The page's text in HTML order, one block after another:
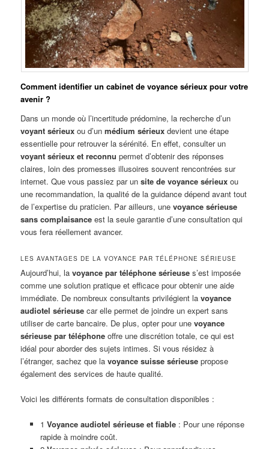
Comment identifier un cabinet de voyance sérieux pour votre
avenir ?
Dans un monde où l’incertitude prédomine, la recherche d’un
voyant sérieux ou d’unmédium sérieux devient une étape
essentielle pour retrouver la sérénité. En effet, consulter un
voyant sérieux et reconnu permet d’obtenir des réponses
claires, loin des promesses illusoires souvent rencontrées sur
internet. Que vous passiez par unsite de voyance sérieux ou
une recommandation, la qualité de la guidance dépend avant tout
de l’expertise du praticien. Par ailleurs, unevoyance sérieuse
sans complaisance est la seule garantie d’une consultation qui
vous fera réellement avancer.
LES AVANTAGES DE LA VOYANCE PAR TÉLÉPHONE SÉRIEUSE
Aujourd’hui, lavoyance par téléphone sérieuse s’est imposée
comme une solution pratique et efficace pour obtenir une aide
immédiate. De nombreux consultants privilégient lavoyance
audiotel sérieuse car elle permet de joindre un expert sans
utiliser de carte bancaire. De plus, opter pour unevoyance
sérieuse par téléphone offre une discrétion totale, ce qui est
idéal pour aborder des sujets intimes. Si vous résidez à
l’étranger, sachez que lavoyance suisse sérieuse propose
également des services de haute qualité.
Voici les différents formats de consultation disponibles :
1 Voyance audiotel sérieuse et fiable: Pour une réponse
rapide à moindre coût.